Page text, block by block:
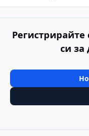
си за